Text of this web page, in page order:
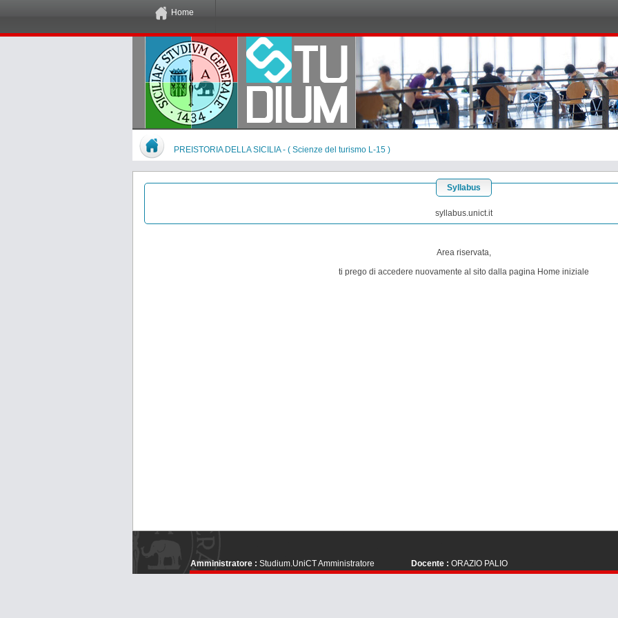
Home
PREISTORIA DELLA SICILIA - ( Scienze del turismo L-15 )
Syllabus
syllabus.unict.it
Area riservata,
ti prego di accedere nuovamente al sito dalla pagina Home iniziale
Amministratore : Studium.UniCT Amministratore Docente : ORAZIO PALIO